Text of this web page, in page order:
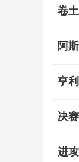
卷
阿
亨
决
进